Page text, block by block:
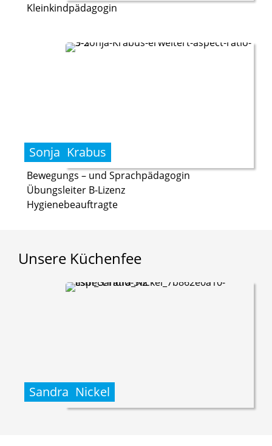
Kleinkindpädagogin
Sonja Krabus
Bewegungs – und Sprachpädagogin
Übungsleiter B-Lizenz
Hygienebeauftragte
Unsere Küchenfee
Sandra Nickel